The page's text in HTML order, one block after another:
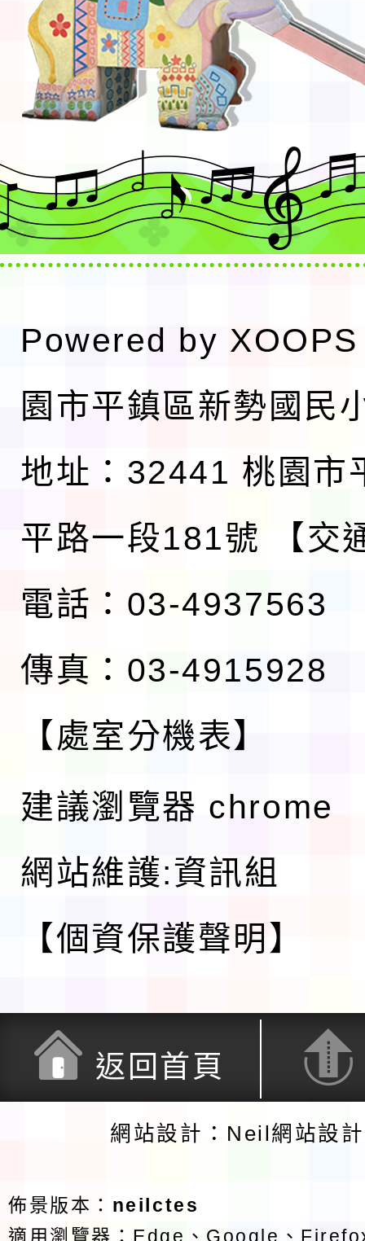
Powered by XOOPS
園市平鎮區新勢國民
地址：32441 桃園市
平路一段181號
【交
電話：03-4937563
傳真：03-4915928
【處室分機表】
建議瀏覽器 chrome
網站維護:資訊組
【個資保護聲明】
返回首頁
網站設計：Neil網站設
佈景版本： neilctes
適用瀏覽器：Edge、Google、